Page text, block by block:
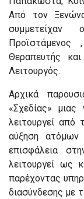
Από τον
Προϊστάμενος ,
Θεραπευτής
Λειτουργός.
Αρχικά
«Σχεδίας»
λειτουργεί
αύξηση ατόμων
επισφάλεια
λειτουργεί ως
παρέχοντας
διασύνδεσης με